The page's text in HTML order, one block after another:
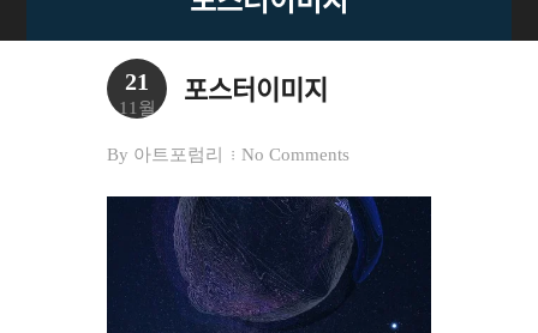
21
11월
포스터이미지
By 아트포럼리 No Comments